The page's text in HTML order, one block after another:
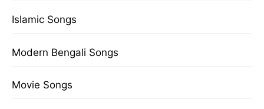
Islamic Songs
Modern Bengali Songs
Movie Songs